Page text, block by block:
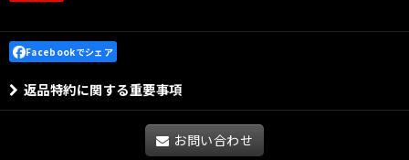
Facebookでシェア
返品特約に関する重要事項
お問い合わせ